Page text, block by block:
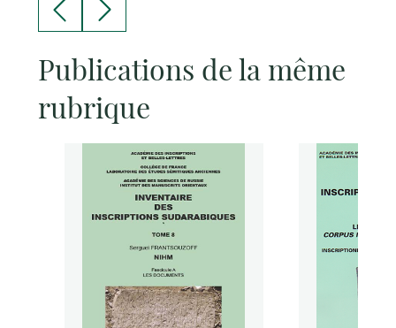
Publications de la même
rubrique